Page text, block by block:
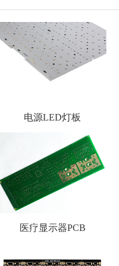
电源LED灯板
医疗显示器PCB